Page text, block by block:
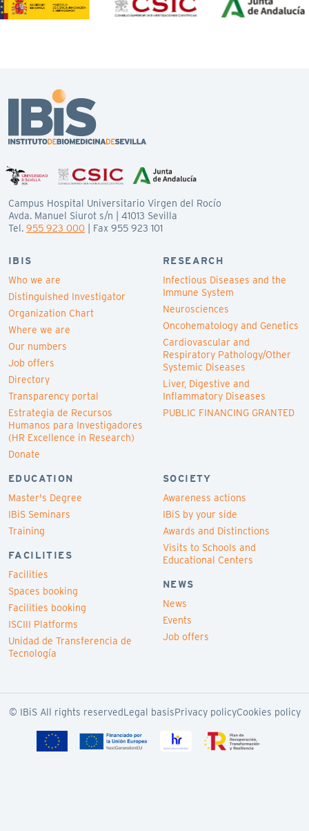
Campus Hospital Universitario Virgen del Rocío
Avda. Manuel Siurot s/n | 41013 Sevilla
Tel. 955 923 000 | Fax 955 923 101
IBIS
Who we are
Distinguished Investigator
Organization Chart
Where we are
Our numbers
Job offers
Directory
Transparency portal
Estrategia de Recursos
Humanos para Investigadores
(HR Excellence in Research)
Donate
RESEARCH
Infectious Diseases and the
Immune System
Neurosciences
Oncohematology and Genetics
Cardiovascular and
Respiratory Pathology/Other
Systemic Diseases
Liver, Digestive and
Inflammatory Diseases
PUBLIC FINANCING GRANTED
EDUCATION
Master's Degree
IBiS Seminars
Training
FACILITIES
Facilities
Spaces booking
Facilities booking
ISCIII Platforms
Unidad de Transferencia de
Tecnología
SOCIETY
Awareness actions
IBiS by your side
Awards and Distinctions
Visits to Schools and
Educational Centers
NEWS
News
Events
Job offers
© IBiS All rights reservedLegal basisPrivacy policyCookies policy